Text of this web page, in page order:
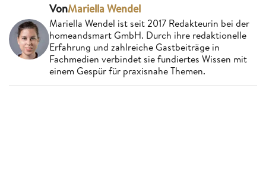
VonMariella Wendel
Mariella Wendel ist seit 2017 Redakteurin bei der
homeandsmart GmbH. Durch ihre redaktionelle
Erfahrung und zahlreiche Gastbeiträge in
Fachmedien verbindet sie fundiertes Wissen mit
einem Gespür für praxisnahe Themen.